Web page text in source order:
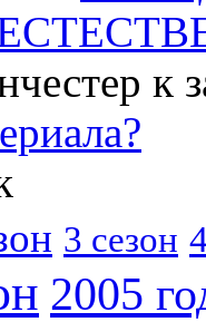
к
3 сезон
2005